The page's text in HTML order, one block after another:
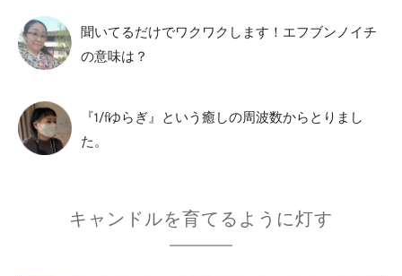
聞いてるだけでワクワクします！エフブンノイチ
の意味は？
『1/fゆらぎ』という癒しの周波数からとりまし
た。
キャンドルを育てるように灯す